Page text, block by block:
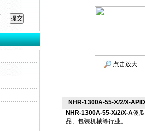
点击放大
NHR-1300A-55-X/2/X-
NHR-1300A-55-X/2/X-A傻
品、包装机械等行业。